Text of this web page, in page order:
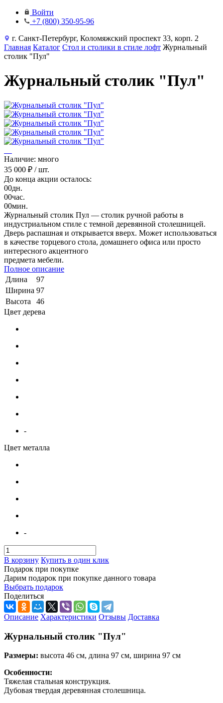
Войти
+7 (800) 350-95-96
г. Санкт-Петербург, Коломяжский проспект 33, корп. 2
Главная Каталог Стол и столики в стиле лофт Журнальный
столик "Пул"
Журнальный столик "Пул"
Наличие: много
35 000 ₽ / шт.
До конца акции осталось:
00дн.
00час.
00мин.
Журнальный столик Пул — столик ручной работы в
индустриальном стиле с темной деревянной столешницей.
Дверь распашная и открывается вверх. Может использоваться
в качестве торцевого стола, домашнего офиса или просто
интересного акцентного
предмета мебели.
Полное описание
Длина
97
Ширина 97
Высота
46
Цвет дерева
-
Цвет металла
-
В корзину Купить в один клик
Подарок при покупке
Дарим подарок при покупке данного товара
Выбрать подарок
Поделиться
Описание Характеристики Отзывы Доставка
Журнальный столик "Пул"
Размеры: высота 46 см, длина 97 см, ширина 97 см
Особенности:
Тяжелая стальная конструкция.
Дубовая твердая деревянная столешница.